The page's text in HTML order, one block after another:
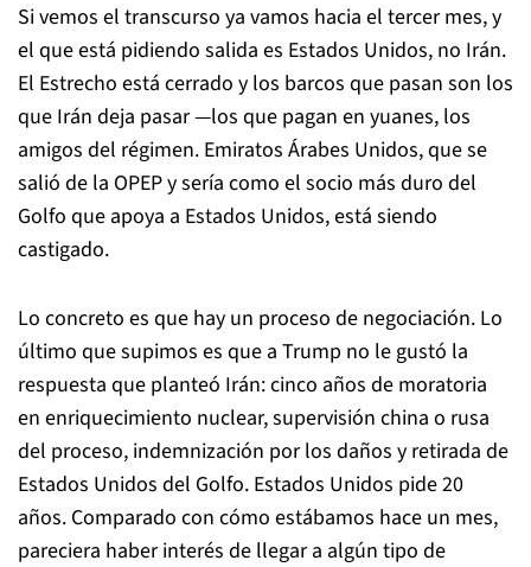
Si vemos el transcurso ya vamos hacia el tercer mes, y
el que está pidiendo salida es Estados Unidos, no Irán.
El Estrecho está cerrado y los barcos que pasan son los
que Irán deja pasar —los que pagan en yuanes, los
amigos del régimen. Emiratos Árabes Unidos, que se
salió de la OPEP y sería como el socio más duro del
Golfo que apoya a Estados Unidos, está siendo
castigado.
Lo concreto es que hay un proceso de negociación. Lo
último que supimos es que a Trump no le gustó la
respuesta que planteó Irán: cinco años de moratoria
en enriquecimiento nuclear, supervisión china o rusa
del proceso, indemnización por los daños y retirada de
Estados Unidos del Golfo. Estados Unidos pide 20
años. Comparado con cómo estábamos hace un mes,
pareciera haber interés de llegar a algún tipo de